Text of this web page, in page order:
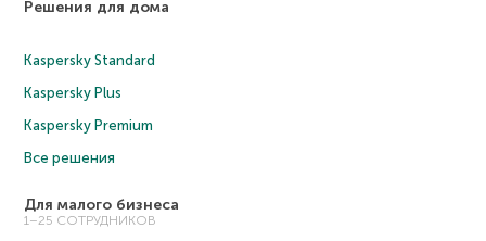
Решения для дома
Kaspersky Standard
Kaspersky Plus
Kaspersky Premium
Все решения
Для малого бизнеса
1–25 СОТРУДНИКОВ